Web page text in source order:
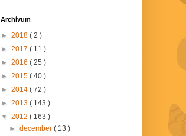
Archívum
► 2018 ( 2 )
► 2017 ( 11 )
► 2016 ( 25 )
► 2015 ( 40 )
► 2014 ( 72 )
► 2013 ( 143 )
▼ 2012 ( 163 )
►december( 13 )